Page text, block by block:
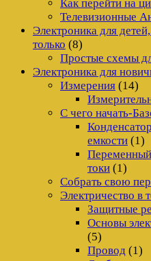
Как перейти на
Телевизионные
Электроника для
только (8)
Простые схемы
Электроника для
Измерения (14)
С чего начать-
емкости (1)
токи (1)
Собрать свою
Электричество в
Защитные
Основы
(5)
Провод (1)